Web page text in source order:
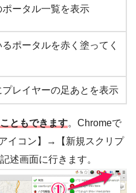
ポータル一覧を表示
ポータルを赤く塗ってく
プレイヤーの足あとを表示
ともできます。Chromeで
イコン】→【新規スクリプ
述画面に行きます。